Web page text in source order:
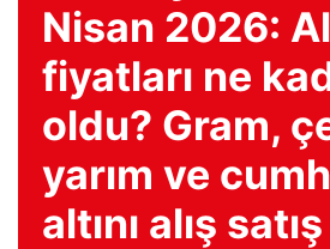
Nisan 2026:
fiyatları ne
oldu? Gram,
yarım ve
altını alış